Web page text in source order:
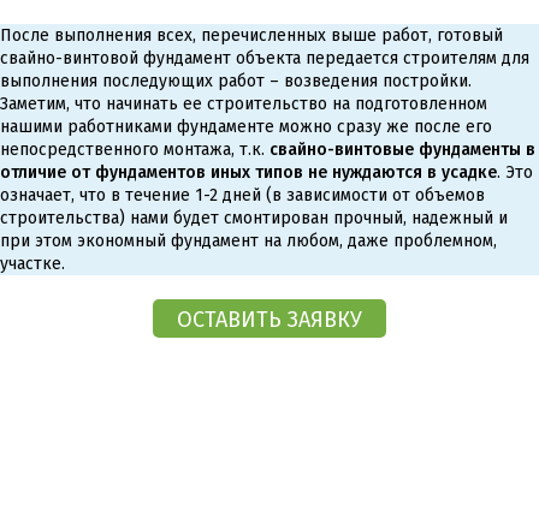
После выполнения всех, перечисленных выше работ, готовый
свайно-винтовой фундамент объекта передается строителям для
выполнения последующих работ – возведения постройки.
Заметим, что начинать ее строительство на подготовленном
нашими работниками фундаменте можно сразу же после его
непосредственного монтажа, т.к. свайно-винтовые фундаменты в
отличие от фундаментов иных типов не нуждаются в усадке. Это
означает, что в течение 1-2 дней (в зависимости от объемов
строительства) нами будет смонтирован прочный, надежный и
при этом экономный фундамент на любом, даже проблемном,
участке.